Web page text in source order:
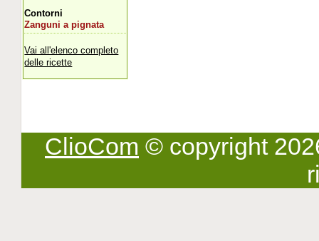
Contorni
Zanguni a pignata
Vai all'elenco completo
delle ricette
ClioCom © copyright